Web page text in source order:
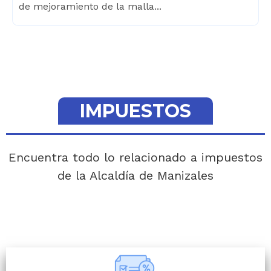
de mejoramiento de la malla...
IMPUESTOS
Encuentra todo lo relacionado a impuestos
de la Alcaldía de Manizales